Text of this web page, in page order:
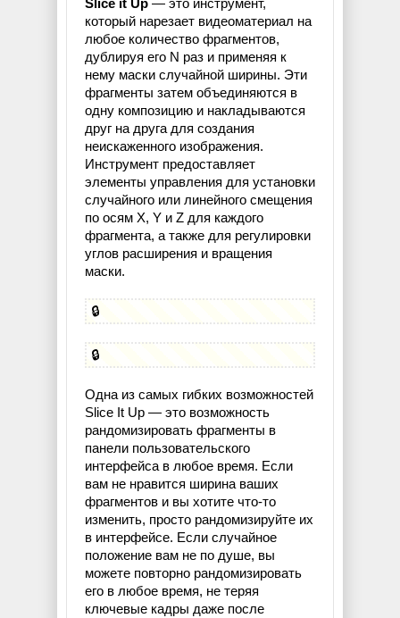
Slice it Up — это инструмент,
который нарезает видеоматериал на
любое количество фрагментов,
дублируя его N раз и применяя к
нему маски случайной ширины. Эти
фрагменты затем объединяются в
одну композицию и накладываются
друг на друга для создания
неискаженного изображения.
Инструмент предоставляет
элементы управления для установки
случайного или линейного смещения
по осям X, Y и Z для каждого
фрагмента, а также для регулировки
углов расширения и вращения
маски.
🔒
🔒
Одна из самых гибких возможностей
Slice It Up — это возможность
рандомизировать фрагменты в
панели пользовательского
интерфейса в любое время. Если
вам не нравится ширина ваших
фрагментов и вы хотите что-то
изменить, просто рандомизируйте их
в интерфейсе. Если случайное
положение вам не по душе, вы
можете повторно рандомизировать
его в любое время, не теряя
ключевые кадры даже после